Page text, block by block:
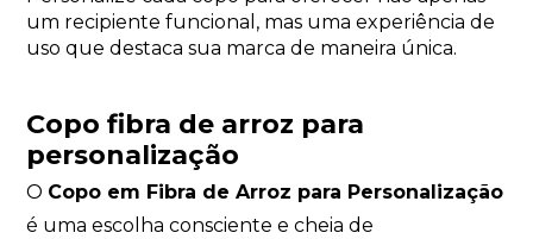
um recipiente funcional, mas uma experiência de
uso que destaca sua marca de maneira única.
Copo fibra de arroz para
personalização
O Copo em Fibra de Arroz para Personalização
é uma escolha consciente e cheia de